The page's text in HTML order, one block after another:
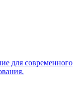
для современного